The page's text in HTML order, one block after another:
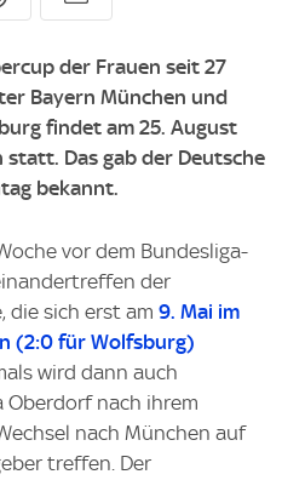
der Frauen seit 27
Bayern München und
findet am 25. August
statt. Das gab der Deutsche
bekannt.
vor dem Bundesliga-
der
die sich erst am 9. Mai im
(2:0 für Wolfsburg)
wird dann auch
Oberdorf nach ihrem
nach München auf
treffen. Der